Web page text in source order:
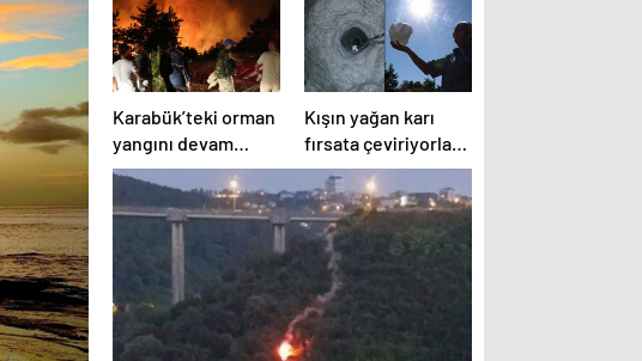
Karabük’teki orman
yangını devam
ediyor! İşte son
Kışın yağan karı
fırsata çeviriyorlar!
Kar kuyusuyla
serinliyorlar:
‘Sıcaklar bize etki
etmiyor’